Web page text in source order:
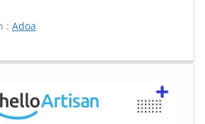
: Adoa